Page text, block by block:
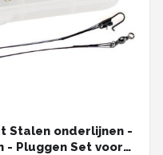
Stalen onderlijnen -
- Pluggen Set voor